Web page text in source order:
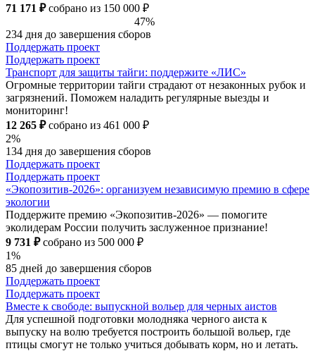
71 171 ₽собрано из 150 000 ₽
47%
234 дня до завершения сборов
Поддержать проект
Поддержать проект
Транспорт для защиты тайги: поддержите «ЛИС»
Огромные территории тайги страдают от незаконных рубок и
загрязнений. Поможем наладить регулярные выезды и
мониторинг!
12 265 ₽собрано из 461 000 ₽
2%
134 дня до завершения сборов
Поддержать проект
Поддержать проект
«Экопозитив-2026»: организуем независимую премию в сфере
экологии
Поддержите премию «Экопозитив-2026» — помогите
эколидерам России получить заслуженное признание!
9 731 ₽собрано из 500 000 ₽
1%
85 дней до завершения сборов
Поддержать проект
Поддержать проект
Вместе к свободе: выпускной вольер для черных аистов
Для успешной подготовки молодняка черного аиста к
выпуску на волю требуется построить большой вольер, где
птицы смогут не только учиться добывать корм, но и летать.